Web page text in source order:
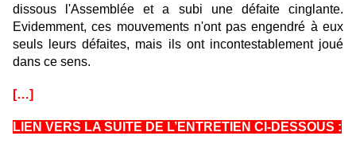
dissous l'Assemblée et a subi une défaite cinglante.
Evidemment, ces mouvements n'ont pas engendré à eux
seuls leurs défaites, mais ils ont incontestablement joué
dans ce sens.
[…]
LIEN VERS LA SUITE DE L’ENTRETIEN CI-DESSOUS :